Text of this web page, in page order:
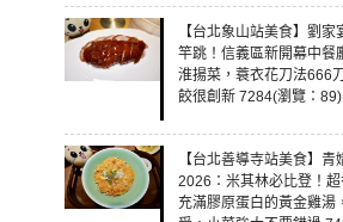
【台北象山站美食】劉
竿跳！信義區新開幕中餐
淮揚菜，蓑衣花刀法666
餃很創新 7284(瀏覽：89)
【台北善導寺站美食】青
2026：米其林必比登！超
充滿膠原蛋白的黃金雞湯